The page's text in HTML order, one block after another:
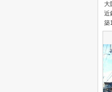
大
近
築